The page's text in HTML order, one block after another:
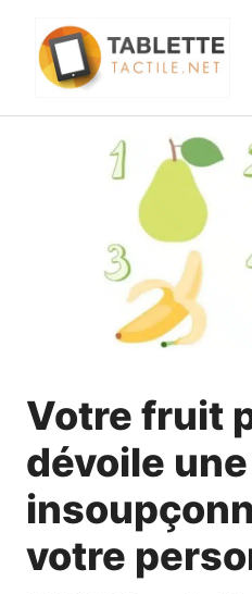
contenu
Votre fruit
dévoile
votre